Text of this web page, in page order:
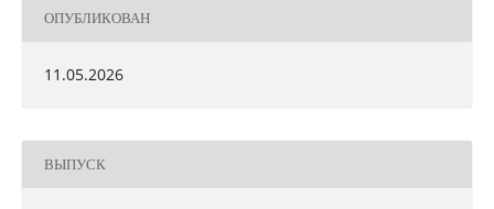
ОПУБЛИКОВАН
11.05.2026
ВЫПУСК